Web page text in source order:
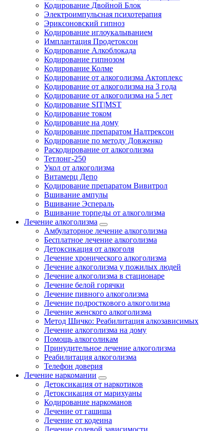
Кодирование Двойной Блок
Электроимпульсная психотерапия
Эриксоновский гипноз
Кодирование иглоукалыванием
Имплантация Продетоксон
Кодирование Алкоблокада
Кодирование гипнозом
Кодирование Колме
Кодирование от алкоголизма Актоплекс
Кодирование от алкоголизма на 3 года
Кодирование от алкоголизма на 5 лет
Кодирование SIT|MST
Кодирование током
Кодирование на дому
Кодирование препаратом Налтрексон
Кодирование по методу Довженко
Раскодирование от алкоголизма
Тетлонг-250
Укол от алкоголизма
Витамерц Депо
Кодирование препаратом Вивитрол
Вшивание ампулы
Вшивание Эспераль
Вшивание торпеды от алкоголизма
Лечение алкоголизма
Амбулаторное лечение алкоголизма
Бесплатное лечение алкоголизма
Детоксикация от алкоголя
Лечение хронического алкоголизма
Лечение алкоголизма у пожилых людей
Лечение алкоголизма в стационаре
Лечение белой горячки
Лечение пивного алкоголизма
Лечение подросткового алкоголизма
Лечение женского алкоголизма
Метод Шичко: Реабилитация алкозависимых
Лечение алкоголизма на дому
Помощь алкоголикам
Принудительное лечение алкоголизма
Реабилитация алкоголизма
Телефон доверия
Лечение наркомании
Детоксикация от наркотиков
Детоксикация от марихуаны
Кодирование наркоманов
Лечение от гашиша
Лечение от кодеина
Лечение солевой зависимости